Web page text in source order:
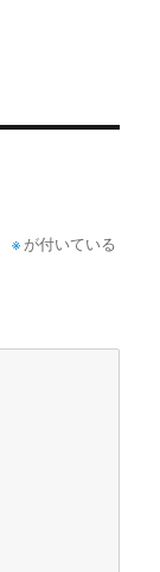
※ が付いている